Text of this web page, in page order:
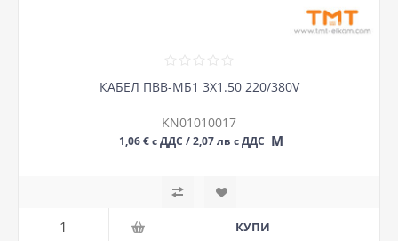
КАБЕЛ ПВВ-МБ1 3Х1.50 220/380V
KN01010017
1,06 € с ДДС / 2,07 лв с ДДС М